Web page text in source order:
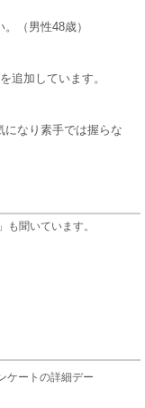
（男性48歳）
追加しています。
になり素手では握らな
聞いています。
ケートの詳細デー